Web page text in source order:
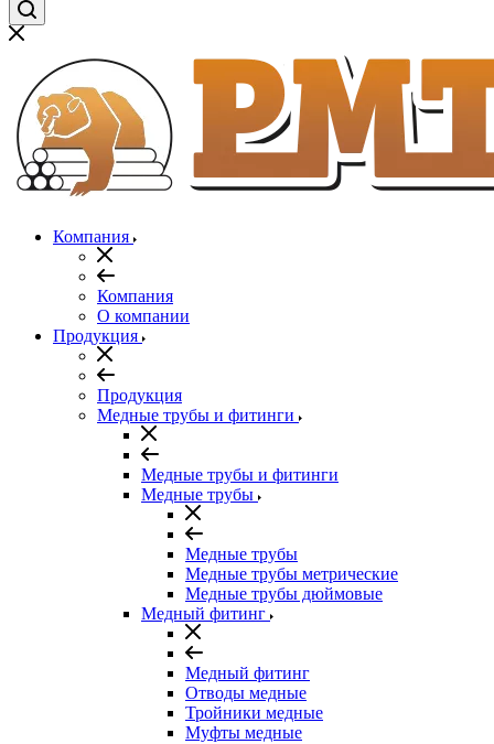
Компания
Компания
О компании
Продукция
Продукция
Медные трубы и фитинги
Медные трубы и фитинги
Медные трубы
Медные трубы
Медные трубы метрические
Медные трубы дюймовые
Медный фитинг
Медный фитинг
Отводы медные
Тройники медные
Муфты медные